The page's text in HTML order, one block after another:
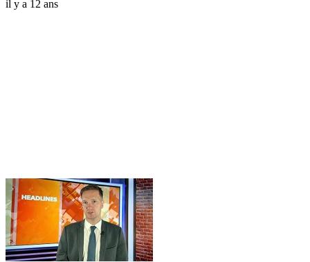
il y a 12 ans